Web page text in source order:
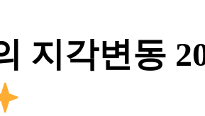
지각변동